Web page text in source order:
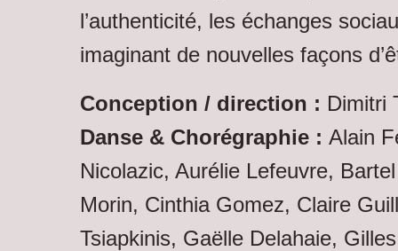
l’authenticité, les échanges
imaginant de nouvelles façons
Conception / direction : Dimitri
Danse & Chorégraphie : Alain
Nicolazic, Aurélie Lefeuvre,
Morin, Cinthia Gomez, Claire
Tsiapkinis, Gaëlle Delahaie,